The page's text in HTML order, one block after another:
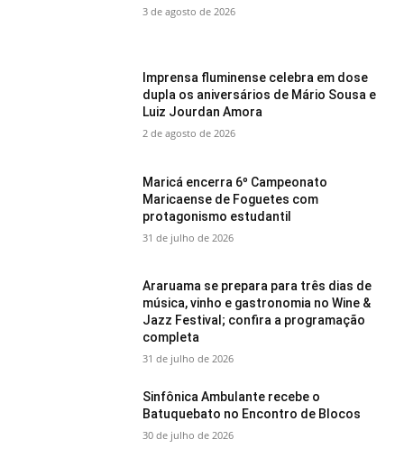
3 de agosto de 2026
Imprensa fluminense celebra em dose
dupla os aniversários de Mário Sousa e
Luiz Jourdan Amora
2 de agosto de 2026
Maricá encerra 6º Campeonato
Maricaense de Foguetes com
protagonismo estudantil
31 de julho de 2026
Araruama se prepara para três dias de
música, vinho e gastronomia no Wine &
Jazz Festival; confira a programação
completa
31 de julho de 2026
Sinfônica Ambulante recebe o
Batuquebato no Encontro de Blocos
30 de julho de 2026